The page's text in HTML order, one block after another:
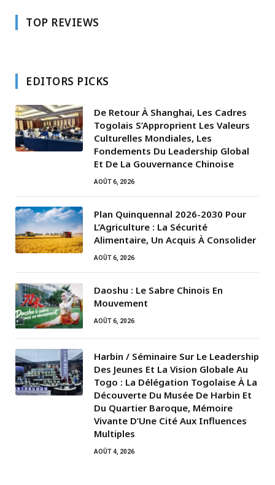
TOP REVIEWS
EDITORS PICKS
De Retour À Shanghai, Les Cadres
Togolais S’Approprient Les Valeurs
Culturelles Mondiales, Les
Fondements Du Leadership Global
Et De La Gouvernance Chinoise
AOÛT 6, 2026
Plan Quinquennal 2026-2030 Pour
L’Agriculture : La Sécurité
Alimentaire, Un Acquis À Consolider
AOÛT 6, 2026
Daoshu : Le Sabre Chinois En
Mouvement
AOÛT 6, 2026
Harbin / Séminaire Sur Le Leadership
Des Jeunes Et La Vision Globale Au
Togo : La Délégation Togolaise À La
Découverte Du Musée De Harbin Et
Du Quartier Baroque, Mémoire
Vivante D’Une Cité Aux Influences
Multiples
AOÛT 4, 2026